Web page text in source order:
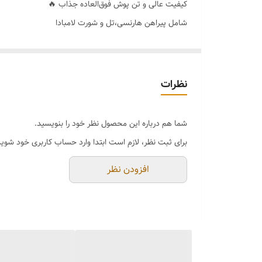
کیفیت عالی و تن پوش فوق‌العاده جذاب 🔥
شامل پیراهن هارنسی،تل و شورت لامبادا
رنگ بندی 🌈 مطابق ویدئو
سایز بندی 👈فری سایز
نظرات
شما هم درباره این محصول نظر خود را بنویسید.
برای ثبت نظر، لازم است ابتدا وارد حساب کاربری خود
افزودن نظر